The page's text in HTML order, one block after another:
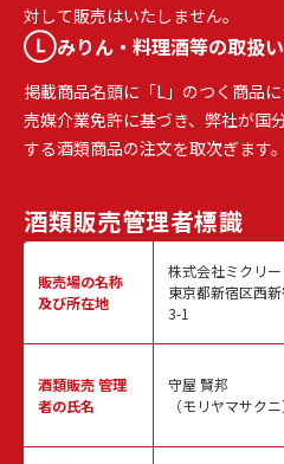
対して販売はいたしません。
みりん・料理酒等の取扱
掲載商品名頭に「L」のつく商品
売媒介業免許に基づき、弊社が国
する酒類商品の注文を取次ぎます。
酒類販売管理者標識
販売場の名称
及び所在地
酒類販売管理
者の氏名
株式会社ミクリー
東京都新宿区西
3-1
守屋 賢邦
（モリヤマサクニ